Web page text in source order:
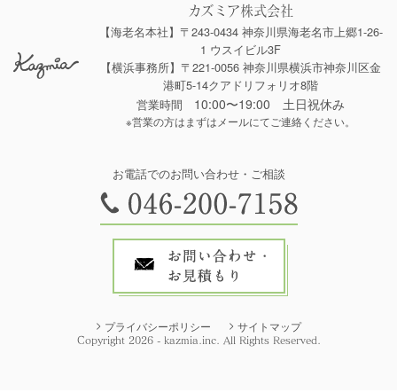
カズミア株式会社
【海老名本社】〒243-0434 神奈川県海老名市上郷1-26-
1 ウスイビル3F
【横浜事務所】〒221-0056 神奈川県横浜市神奈川区金
港町5-14クアドリフォリオ8階
営業時間 10:00〜19:00 土日祝休み
※営業の方はまずはメールにてご連絡ください。
お電話でのお問い合わせ・ご相談
プライバシーポリシー サイトマップ
Copyright 2026 - kazmia.inc. All Rights Reserved.